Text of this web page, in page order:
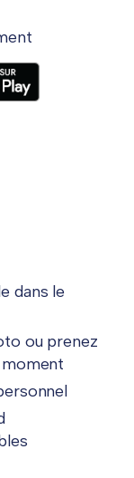
dans le
ou prenez
moment